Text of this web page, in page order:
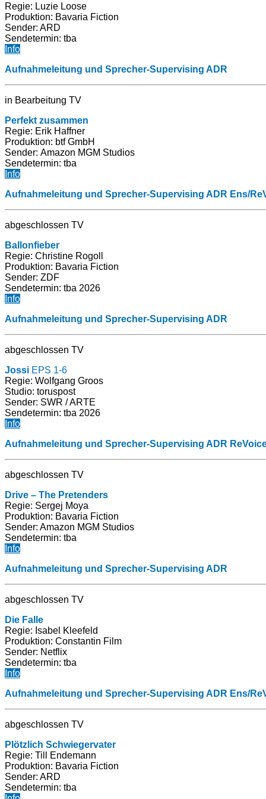
Regie: Luzie Loose
Produktion: Bavaria Fiction
Sender: ARD
Sendetermin: tba
Info
Aufnahmeleitung und Sprecher-Supervising ADR
in Bearbeitung TV
Perfekt zusammen
Regie: Erik Haffner
Produktion: btf GmbH
Sender: Amazon MGM Studios
Sendetermin: tba
Info
Aufnahmeleitung und Sprecher-Supervising ADR Ens/
abgeschlossen TV
Ballonfieber
Regie: Christine Rogoll
Produktion: Bavaria Fiction
Sender: ZDF
Sendetermin: tba 2026
Info
Aufnahmeleitung und Sprecher-Supervising ADR
abgeschlossen TV
Jossi EPS 1-6
Regie: Wolfgang Groos
Studio: toruspost
Sender: SWR / ARTE
Sendetermin: tba 2026
Info
Aufnahmeleitung und Sprecher-Supervising ADR
abgeschlossen TV
Drive – The Pretenders
Regie: Sergej Moya
Produktion: Bavaria Fiction
Sender: Amazon MGM Studios
Sendetermin: tba
Info
Aufnahmeleitung und Sprecher-Supervising ADR
abgeschlossen TV
Die Falle
Regie: Isabel Kleefeld
Produktion: Constantin Film
Sender: Netflix
Sendetermin: tba
Info
Aufnahmeleitung und Sprecher-Supervising ADR Ens/
abgeschlossen TV
Plötzlich Schwiegervater
Regie: Till Endemann
Produktion: Bavaria Fiction
Sender: ARD
Sendetermin: tba